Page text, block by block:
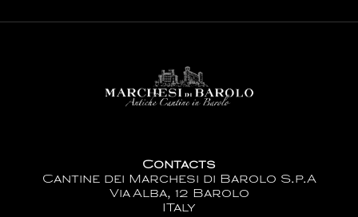
Contacts
Cantine dei Marchesi di Barolo S.p.A
Via Alba, 12 Barolo
ITaly